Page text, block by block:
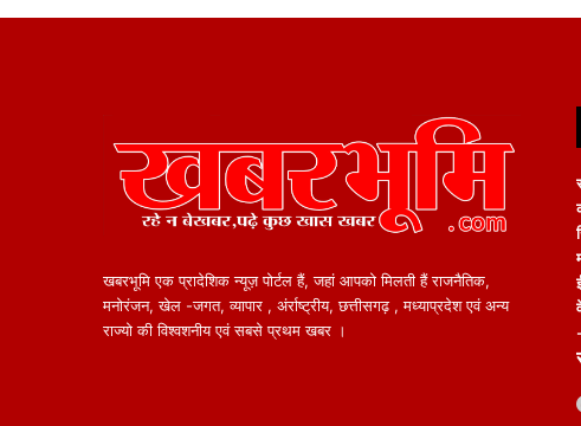
खबरभूमि एक प्रादेशिक न्यूज़ पोर्टल हैं, जहां आपको मिलती हैं राजनैतिक,
मनोरंजन, खेल -जगत, व्यापार , अंर्राष्ट्रीय, छत्तीसगढ़ , मध्याप्रदेश एवं अन्य
राज्यो की विश्वशनीय एवं सबसे प्रथम खबर ।